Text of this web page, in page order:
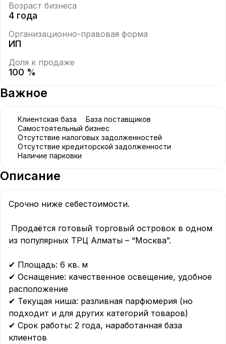
Возраст бизнеса
4 года
Организационно-правовая форма
ИП
Доля к продаже
100 %
Важное
Клиентская база
База поставщиков
Самостоятельный бизнес
Отсутствие налоговых задолженностей
Отсутствие кредиторской задолженности
Наличие парковки
Описание
Срочно ниже себестоимости.
из популярных ТРЦ Алматы – “Москва”.
✔ Площадь: 6 кв. м
✔ Оснащение: качественное освещение, удобное
расположение
✔ Текущая ниша: разливная парфюмерия (но
подходит и для других категорий товаров)
✔ Срок работы: 2 года, наработанная база
клиентов